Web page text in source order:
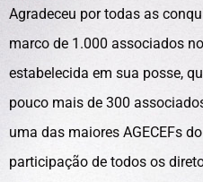
Agradeceu por todas as
marco de 1.000 associados
estabelecida em sua posse,
pouco mais de 300
uma das maiores AGECEFs
participação de todos os